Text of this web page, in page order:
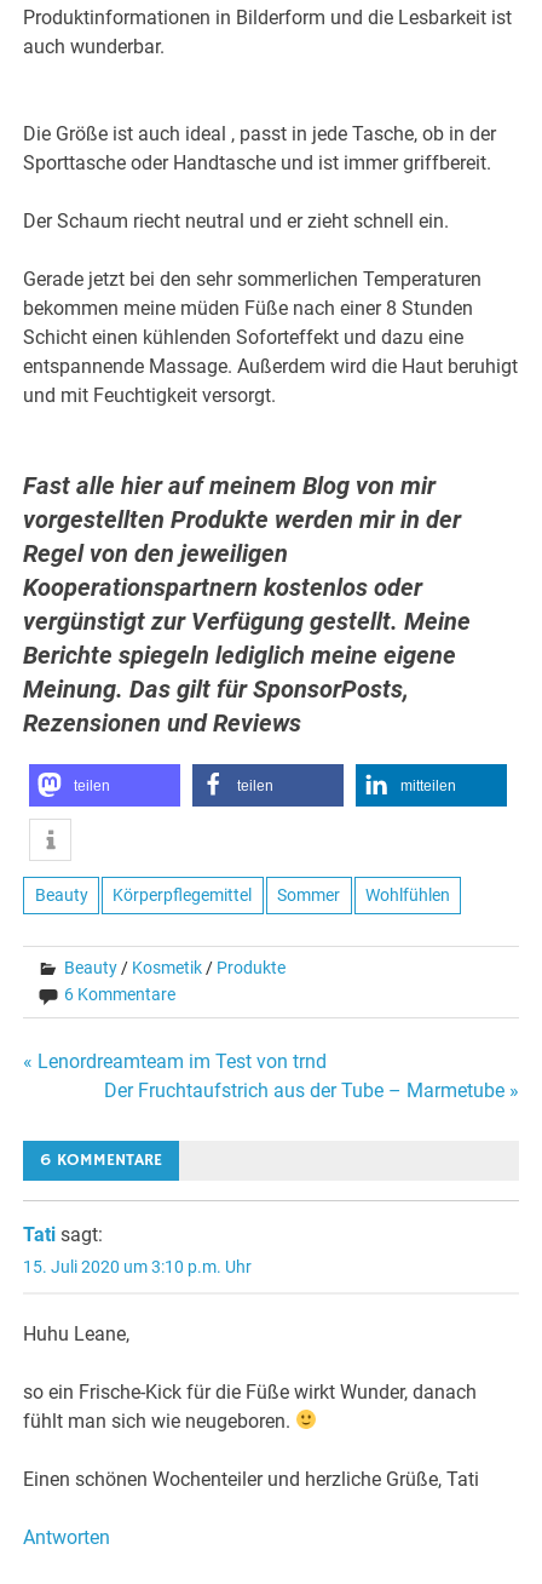
Produktinformationen in Bilderform und die Lesbarkeit ist
auch wunderbar.
Die Größe ist auch ideal , passt in jede Tasche, ob in der
Sporttasche oder Handtasche und ist immer griffbereit.
Der Schaum riecht neutral und er zieht schnell ein.
Gerade jetzt bei den sehr sommerlichen Temperaturen
bekommen meine müden Füße nach einer 8 Stunden
Schicht einen kühlenden Soforteffekt und dazu eine
entspannende Massage. Außerdem wird die Haut beruhigt
und mit Feuchtigkeit versorgt.
Fast alle hier auf meinem Blog von mir
vorgestellten Produkte werden mir in der
Regel von den jeweiligen
Kooperationspartnern kostenlos oder
vergünstigt zur Verfügung gestellt. Meine
Berichte spiegeln lediglich meine eigene
Meinung. Das gilt für SponsorPosts,
Rezensionen und Reviews
teilen teilen mitteilen
Beauty Körperpflegemittel Sommer Wohlfühlen
Beauty/ Kosmetik/ Produkte
6 Kommentare
Beitragsnavigation
« Lenordreamteam im Test von trnd
Der Fruchtaufstrich aus der Tube – Marmetube »
6 KOMMENTARE
Tati sagt:
15. Juli 2020 um 3:10 p.m. Uhr
Huhu Leane,
so ein Frische-Kick für die Füße wirkt Wunder, danach
fühlt man sich wie neugeboren.
Einen schönen Wochenteiler und herzliche Grüße, Tati
Antworten